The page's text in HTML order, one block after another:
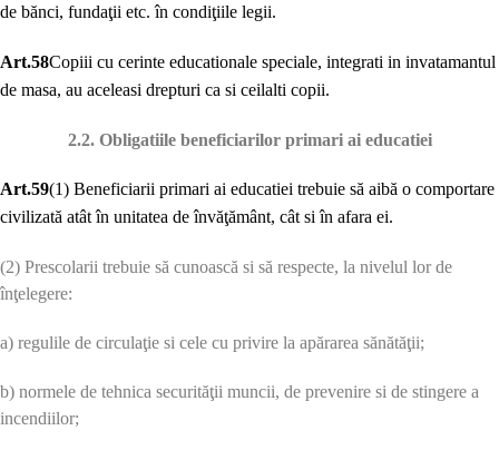
de bănci, fundaţii etc. în condiţiile legii.
Art.58Copiii cu cerinte educationale speciale, integrati in invatamantul
de masa, au aceleasi drepturi ca si ceilalti copii.
2.2. Obligatiile beneficiarilor primari ai educatiei
Art.59(1) Beneficiarii primari ai educatiei trebuie să aibă o comportare
civilizată atât în unitatea de învăţământ, cât si în afara ei.
(2) Prescolarii trebuie să cunoască si să respecte, la nivelul lor de
înţelegere:
a) regulile de circulaţie si cele cu privire la apărarea sănătăţii;
b) normele de tehnica securităţii muncii, de prevenire si de stingere a
incendiilor;